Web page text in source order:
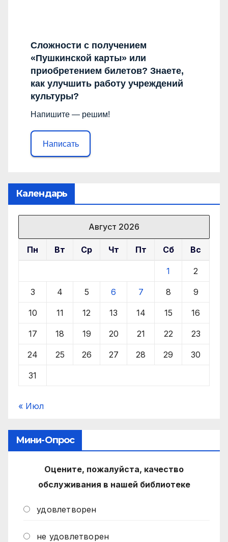
Сложности с получением
«Пушкинской карты» или
приобретением билетов? Знаете,
как улучшить работу учреждений
культуры?
Напишите — решим!
Написать
Календарь
Август 2026
Пн Вт Ср Чт Пт Сб Вс
1 2
3 4 5 6 7 8 9
10 11 12 13 14 15 16
17 18 19 20 21 22 23
24 25 26 27 28 29 30
31
« Июл
Мини-Опрос
Оцените, пожалуйста, качество
обслуживания в нашей библиотеке
удовлетворен
не удовлетворен